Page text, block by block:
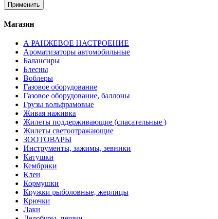
Применить
Магазин
А РАНЖЕВОЕ НАСТРОЕНИЕ
Ароматизаторы автомобильные
Балансиры
Блесны
Воблеры
Газовое оборудование
Газовое оборудование, баллоны
Грузы вольфрамовые
Живая наживка
Жилеты поддерживающие (спасательные )
Жилеты светоотражающие
ЗООТОВАРЫ
Инструменты, зажимы, зевники
Катушки
Кембрики
Клеи
Кормушки
Кружки рыболовные, жерлицы
Крючки
Лаки